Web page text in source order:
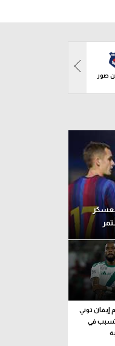
صور
من معسكر
إيفان توني
في